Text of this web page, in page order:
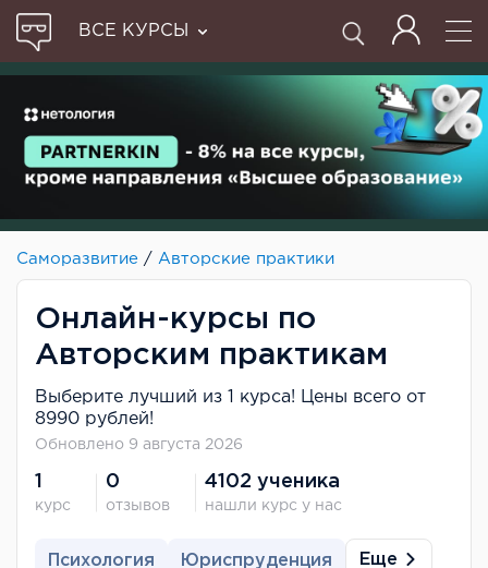
ВСЕ КУРСЫ
Саморазвитие / Авторские практики
Онлайн-курсы по
Авторским практикам
Выберите лучший из 1 курса! Цены всего от
8990 рублей!
Обновлено 9 августа 2026
1
курс
0
отзывов
4102 ученика
нашли курс у нас
Психология Юриспруденция Еще